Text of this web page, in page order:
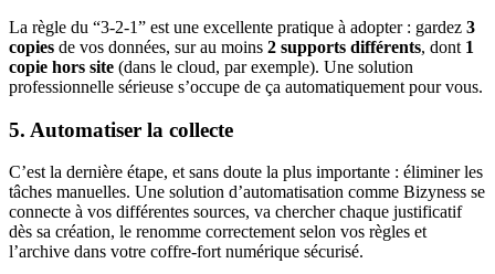
La règle du “3-2-1” est une excellente pratique à adopter : gardez 3
copies de vos données, sur au moins 2 supports différents, dont 1
copie hors site (dans le cloud, par exemple). Une solution
professionnelle sérieuse s’occupe de ça automatiquement pour vous.
5. Automatiser la collecte
C’est la dernière étape, et sans doute la plus importante : éliminer les
tâches manuelles. Une solution d’automatisation comme Bizyness se
connecte à vos différentes sources, va chercher chaque justificatif
dès sa création, le renomme correctement selon vos règles et
l’archive dans votre coffre-fort numérique sécurisé.